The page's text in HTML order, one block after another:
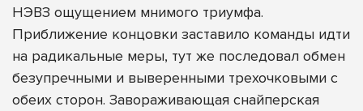
НЭВЗ ощущением мнимого триумфа.
Приближение концовки заставило команды идти
на радикальные меры, тут же последовал обмен
безупречными и выверенными трехочковыми с
обеих сторон. Завораживающая снайперская